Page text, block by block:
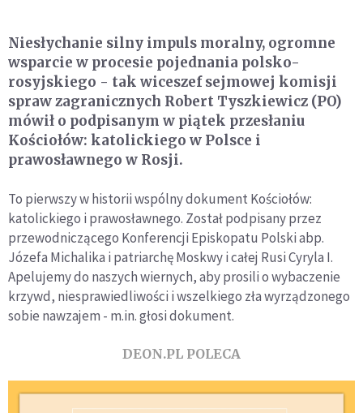
Niesłychanie silny impuls moralny, ogromne
wsparcie w procesie pojednania polsko-
rosyjskiego - tak wiceszef sejmowej komisji
spraw zagranicznych Robert Tyszkiewicz (PO)
mówił o podpisanym w piątek przesłaniu
Kościołów: katolickiego w Polsce i
prawosławnego w Rosji.
To pierwszy w historii wspólny dokument Kościołów:
katolickiego i prawosławnego. Został podpisany przez
przewodniczącego Konferencji Episkopatu Polski abp.
Józefa Michalika i patriarchę Moskwy i całej Rusi Cyryla I.
Apelujemy do naszych wiernych, aby prosili o wybaczenie
krzywd, niesprawiedliwości i wszelkiego zła wyrządzonego
sobie nawzajem - m.in. głosi dokument.
DEON.PL POLECA